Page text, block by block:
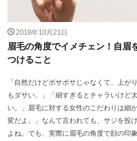
2018年10月21日
眉毛の角度でイメチェン！自眉
つけること
「自然だけどボサボサじゃなくて、上が
もダサい。」「細すぎるとチャラいけど
い。」眉毛に対する女性のこだわりは細
変だよ。」なんて言われても、サジを投
よね。でも、実際に眉毛の角度で顔の印